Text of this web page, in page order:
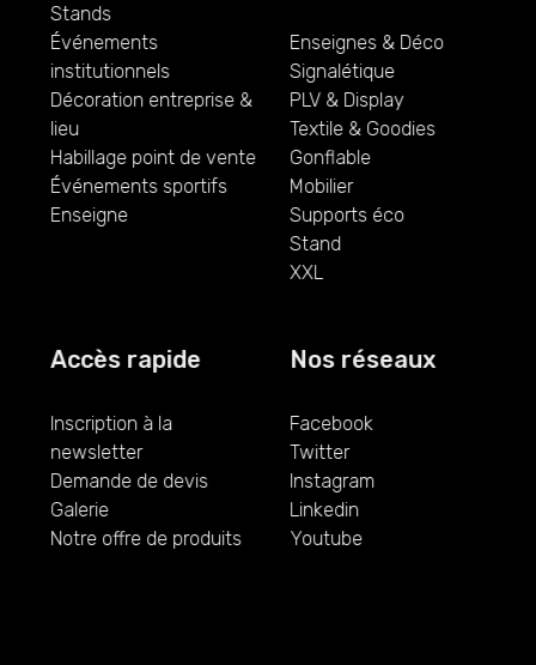
Stands
Événements
institutionnels
Décoration entreprise &
lieu
Habillage point de vente
Événements sportifs
Enseigne
Enseignes & Déco
Signalétique
PLV & Display
Textile & Goodies
Gonflable
Mobilier
Supports éco
Stand
XXL
Accès rapide
Inscription à la
newsletter
Demande de devis
Galerie
Notre offre de produits
Nos réseaux
Facebook
Twitter
Instagram
Linkedin
Youtube